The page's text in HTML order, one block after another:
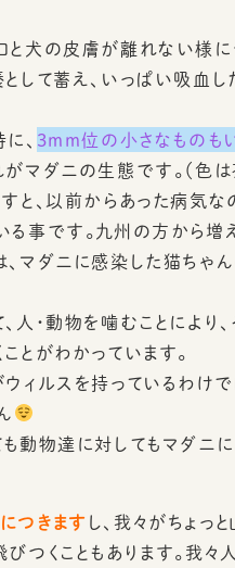
犬の皮膚が離れない様に
して蓄え、いっぱい吸血
、 3ｍｍ位の小さなものも
がマダニの生態です。（色
と、以前からあった病気
事です。九州の方から増
マダニに感染した猫ちゃ
人・動物を噛むことによ
とがわかっています。
ィルスを持っているわけ
動物達に対してもマダニ
つきますし、我々がちょっ
つくこともあります。我々